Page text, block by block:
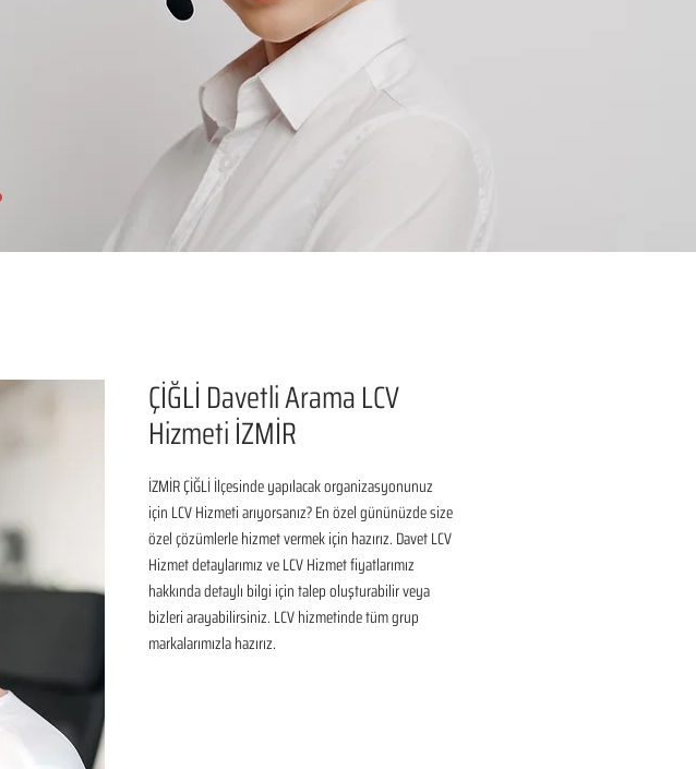
ÇİĞLİ Davetli Arama LCV
Hizmeti İZMİR
İZMİR ÇİĞLİ İlçesinde yapılacak organizasyonunuz
için LCV Hizmeti arıyorsanız? En özel gününüzde size
özel çözümlerle hizmet vermek için hazırız. Davet LCV
Hizmet detaylarımız ve LCV Hizmet fiyatlarımız
hakkında detaylı bilgi için talep oluşturabilir veya
bizleri arayabilirsiniz. LCV hizmetinde tüm grup
markalarımızla hazırız.